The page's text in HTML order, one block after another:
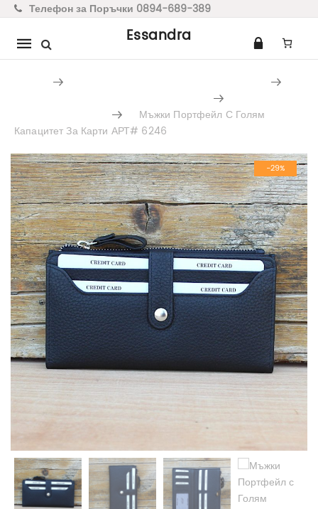
Телефон за Поръчки 0894-689-389
Mobile
Essandra
Мъжки Портфейл С Голям
Капацитет За Карти АРТ# 6246
Skip to content
-29%